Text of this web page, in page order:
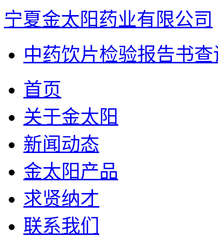
宁夏金太阳药业有限公司
中药饮片检验报告书查
首页
关于金太阳
新闻动态
金太阳产品
求贤纳才
联系我们